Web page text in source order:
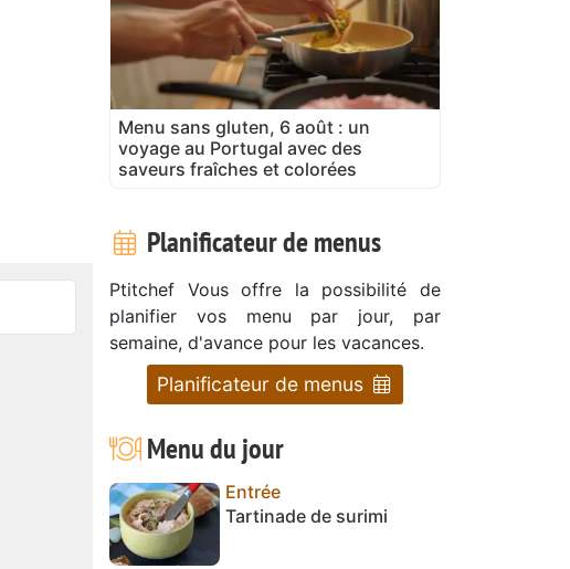
Menu sans gluten, 6 août : un
voyage au Portugal avec des
saveurs fraîches et colorées
Planificateur de menus
Ptitchef Vous offre la possibilité de
planifier vos menu par jour, par
semaine, d'avance pour les vacances.
Planificateur de menus
Menu du jour
Entrée
Tartinade de surimi